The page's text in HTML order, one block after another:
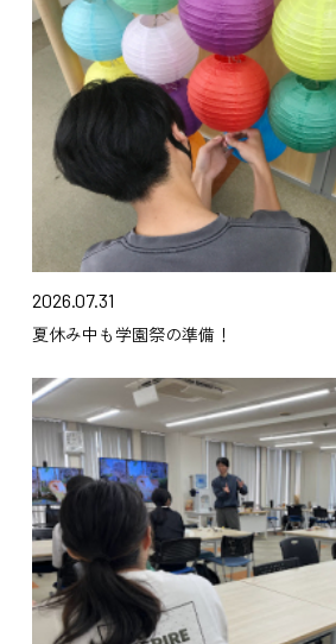
2026.07.31
夏休み中も学園祭の準備！